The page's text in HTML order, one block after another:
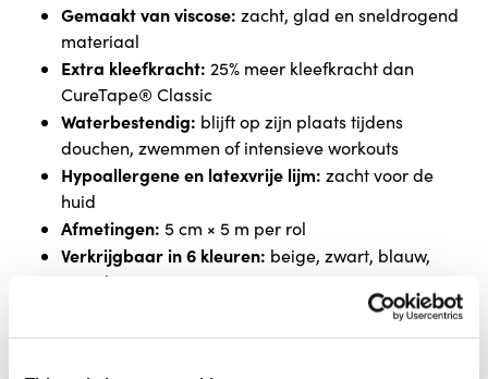
Gemaakt van viscose: zacht, glad en sneldrogend
materiaal
Extra kleefkracht: 25% meer kleefkracht dan
CureTape® Classic
Waterbestendig: blijft op zijn plaats tijdens
douchen, zwemmen of intensieve workouts
Hypoallergene en latexvrije lijm: zacht voor de
huid
Afmetingen: 5 cm × 5 m per rol
Verkrijgbaar in 6 kleuren: beige, zwart, blauw,
roze, limoen groen en oranje
130-140%, komt overeen met de
natuurlijke rek van de menselijke huid